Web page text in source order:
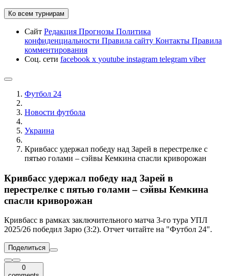
Ко всем турнирам
Сайт Редакция Прогнозы Политика
конфиденциальности Правила сайту Контакты Правила
комментирования
Соц. сети facebook x youtube instagram telegram viber
Футбол 24
Новости футбола
Украина
Кривбасс удержал победу над Зарей в перестрелке с
пятью голами – сэйвы Кемкина спасли криворожан
Кривбасс удержал победу над Зарей в
перестрелке с пятью голами – сэйвы Кемкина
спасли криворожан
Кривбасс в рамках заключительного матча 3-го тура УПЛ
2025/26 победил Зарю (3:2). Отчет читайте на "Футбол 24".
Поделиться
0